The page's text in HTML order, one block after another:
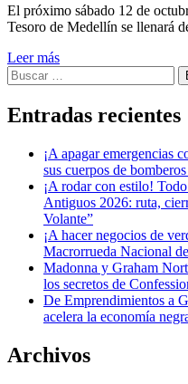
El próximo sábado 12 de
Tesoro de Medellín se llenará
Leer más
Buscar:
Entradas recientes
¡A apagar emergencias
sus cuerpos de
¡A rodar con estilo!
Antiguos 2026: ruta,
Volante”
¡A hacer negocios de
Macrorrueda Nacional
Madonna y Graham
los secretos de
De Emprendimientos a
acelera la economía
Archivos